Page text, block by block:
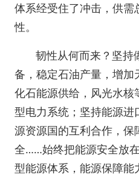
体系经受住了冲击，供
性。
韧性从何而来？坚持
备，稳定石油产量，增
化石能源供给，风光水
型电力系统；坚持能源
源资源国的互利合作，保
全……始终把能源安全放
型能源体系，能源保障能